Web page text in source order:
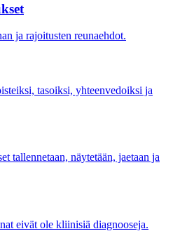
ja rajoitusten reunaehdot.
tasoiksi, yhteenvedoiksi ja
tallennetaan, näytetään, jaetaan ja
eivät ole kliinisiä diagnooseja.